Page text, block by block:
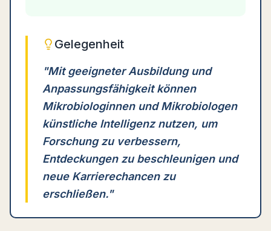
Gelegenheit
"Mit geeigneter Ausbildung und
Anpassungsfähigkeit können
Mikrobiologinnen und Mikrobiologen
künstliche Intelligenz nutzen, um
Forschung zu verbessern,
Entdeckungen zu beschleunigen und
neue Karrierechancen zu
erschließen."